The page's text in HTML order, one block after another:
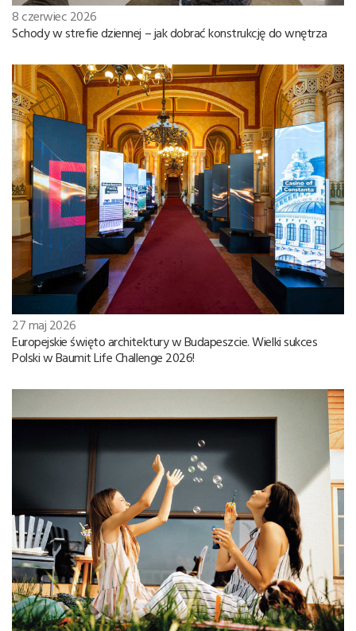
8 czerwiec 2026
Schody w strefie dziennej – jak dobrać konstrukcję do wnętrza
27 maj 2026
Europejskie święto architektury w Budapeszcie. Wielki sukces
Polski w Baumit Life Challenge 2026!